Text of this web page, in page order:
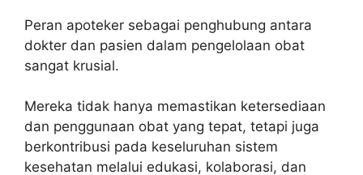
Peran apoteker sebagai penghubung antara
dokter dan pasien dalam pengelolaan obat
sangat krusial.
Mereka tidak hanya memastikan ketersediaan
dan penggunaan obat yang tepat, tetapi juga
berkontribusi pada keseluruhan sistem
kesehatan melalui edukasi, kolaborasi, dan